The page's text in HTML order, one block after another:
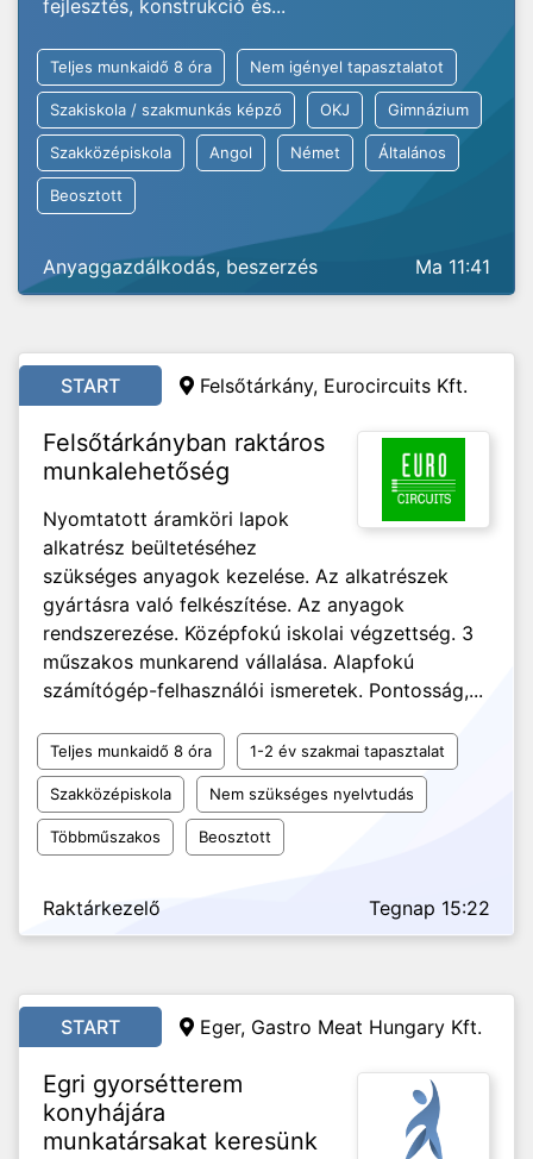
fejlesztés, konstrukció és...
Teljes munkaidő 8 óra Nem igényel tapasztalatot
Szakiskola / szakmunkás képző OKJ Gimnázium
Szakközépiskola Angol Német Általános
Beosztott
Anyaggazdálkodás, beszerzés Ma 11:41
START Felsőtárkány, Eurocircuits Kft.
Felsőtárkányban raktáros
munkalehetőség
Nyomtatott áramköri lapok
alkatrész beültetéséhez
szükséges anyagok kezelése. Az alkatrészek
gyártásra való felkészítése. Az anyagok
rendszerezése. Középfokú iskolai végzettség. 3
műszakos munkarend vállalása. Alapfokú
számítógép-felhasználói ismeretek. Pontosság,...
Teljes munkaidő 8 óra 1-2 év szakmai tapasztalat
Szakközépiskola Nem szükséges nyelvtudás
Többműszakos Beosztott
Raktárkezelő Tegnap 15:22
START Eger, Gastro Meat Hungary Kft.
Egri gyorsétterem
konyhájára
munkatársakat keresünk